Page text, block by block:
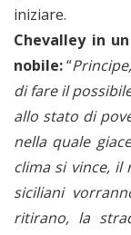
iniziare.
Chevalley in
nobile:“
di fare il
allo stato di
nella quale
clima si vince, il
siciliani
ritirano, la